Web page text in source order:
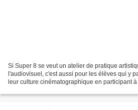
Si Super 8 se veut un atelier de pratique
l'audiovisuel, c'est aussi pour les élèves qui y
leur culture cinématographique en participant à